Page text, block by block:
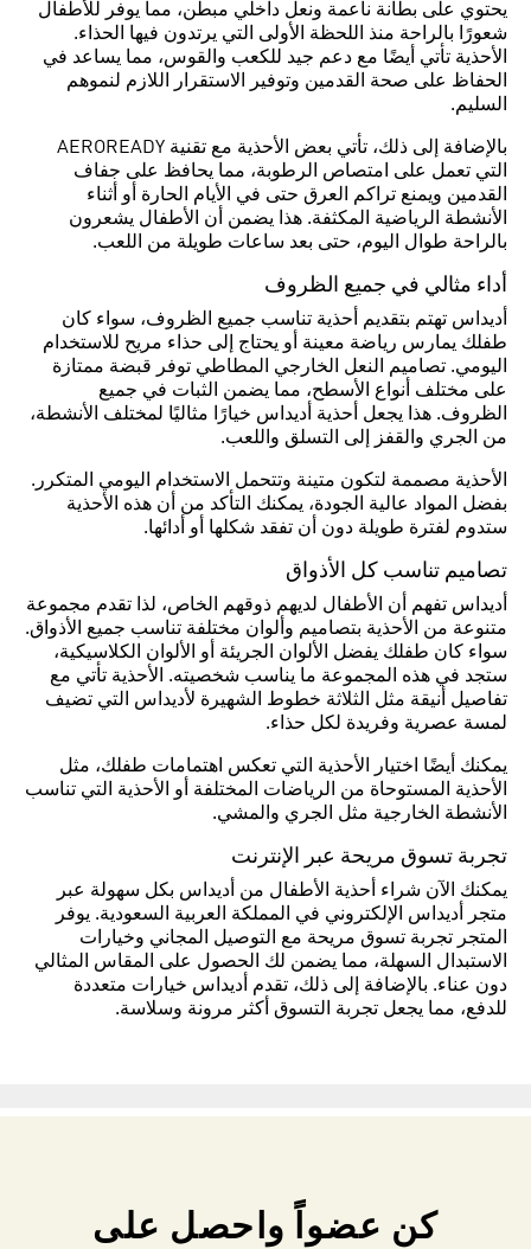
يحتوي على بطانة ناعمة ونعل داخلي مبطن، مما يوفر للأطفال
شعورًا بالراحة منذ اللحظة الأولى التي يرتدون فيها الحذاء.
الأحذية تأتي أيضًا مع دعم جيد للكعب والقوس، مما يساعد في
الحفاظ على صحة القدمين وتوفير الاستقرار اللازم لنموهم
السليم.
بالإضافة إلى ذلك، تأتي بعض الأحذية مع تقنية AEROREADY
التي تعمل على امتصاص الرطوبة، مما يحافظ على جفاف
القدمين ويمنع تراكم العرق حتى في الأيام الحارة أو أثناء
الأنشطة الرياضية المكثفة. هذا يضمن أن الأطفال يشعرون
بالراحة طوال اليوم، حتى بعد ساعات طويلة من اللعب.
أداء مثالي في جميع الظروف
أديداس تهتم بتقديم أحذية تناسب جميع الظروف، سواء كان
طفلك يمارس رياضة معينة أو يحتاج إلى حذاء مريح للاستخدام
اليومي. تصاميم النعل الخارجي المطاطي توفر قبضة ممتازة
على مختلف أنواع الأسطح، مما يضمن الثبات في جميع
الظروف. هذا يجعل أحذية أديداس خيارًا مثاليًا لمختلف الأنشطة،
من الجري والقفز إلى التسلق واللعب.
الأحذية مصممة لتكون متينة وتتحمل الاستخدام اليومي المتكرر.
بفضل المواد عالية الجودة، يمكنك التأكد من أن هذه الأحذية
ستدوم لفترة طويلة دون أن تفقد شكلها أو أدائها.
تصاميم تناسب كل الأذواق
أديداس تفهم أن الأطفال لديهم ذوقهم الخاص، لذا تقدم مجموعة
متنوعة من الأحذية بتصاميم وألوان مختلفة تناسب جميع الأذواق.
سواء كان طفلك يفضل الألوان الجريئة أو الألوان الكلاسيكية،
ستجد في هذه المجموعة ما يناسب شخصيته. الأحذية تأتي مع
تفاصيل أنيقة مثل الثلاثة خطوط الشهيرة لأديداس التي تضيف
لمسة عصرية وفريدة لكل حذاء.
يمكنك أيضًا اختيار الأحذية التي تعكس اهتمامات طفلك، مثل
الأحذية المستوحاة من الرياضات المختلفة أو الأحذية التي تناسب
الأنشطة الخارجية مثل الجري والمشي.
تجربة تسوق مريحة عبر الإنترنت
يمكنك الآن شراء أحذية الأطفال من أديداس بكل سهولة عبر
متجر أديداس الإلكتروني في المملكة العربية السعودية. يوفر
المتجر تجربة تسوق مريحة مع التوصيل المجاني وخيارات
الاستبدال السهلة، مما يضمن لك الحصول على المقاس المثالي
دون عناء. بالإضافة إلى ذلك، تقدم أديداس خيارات متعددة
للدفع، مما يجعل تجربة التسوق أكثر مرونة وسلاسة.
كن عضواً واحصل على